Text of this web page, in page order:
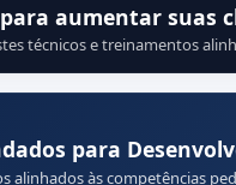
aumentar suas
técnicos e treinamentos
para
alinhados às competências